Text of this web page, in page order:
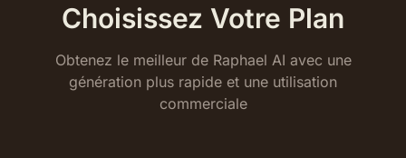
Choisissez Votre Plan
Obtenez le meilleur de Raphael AI avec une
génération plus rapide et une utilisation
commerciale